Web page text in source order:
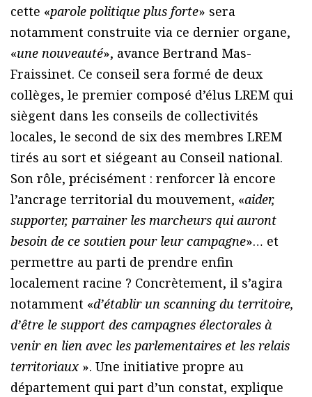
cette «parole politique plus forte» sera
notamment construite via ce dernier organe,
«une nouveauté», avance Bertrand Mas-
Fraissinet. Ce conseil sera formé de deux
collèges, le premier composé d’élus LREM qui
siègent dans les conseils de collectivités
locales, le second de six des membres LREM
tirés au sort et siégeant au Conseil national.
Son rôle, précisément : renforcer là encore
l’ancrage territorial du mouvement, «aider,
supporter, parrainer les marcheurs qui auront
besoin de ce soutien pour leur campagne»… et
permettre au parti de prendre enfin
localement racine ? Concrètement, il s’agira
notamment «d’établir un scanning du territoire,
d’être le support des campagnes électorales à
venir en lien avec les parlementaires et les relais
territoriaux ». Une initiative propre au
département qui part d’un constat, explique